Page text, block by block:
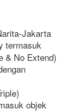
Jakarta
termasuk
& No Extend)
objek